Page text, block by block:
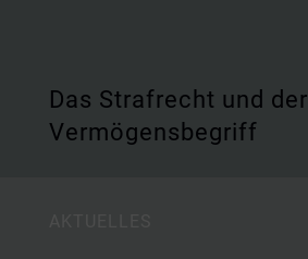
Das Strafrecht und der
Vermögensbegriff